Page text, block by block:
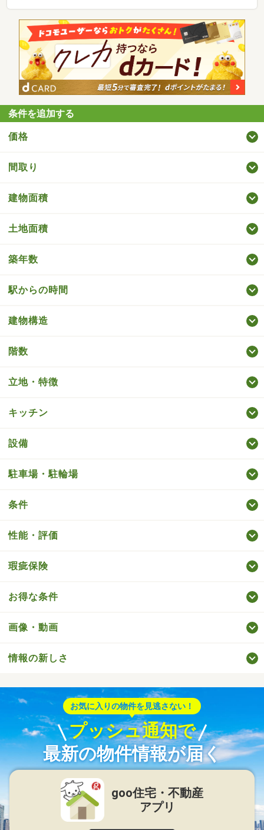
条件を追加する
価格
間取り
建物面積
土地面積
築年数
駅からの時間
建物構造
階数
立地・特徴
キッチン
設備
駐車場・駐輪場
条件
性能・評価
瑕疵保険
お得な条件
画像・動画
情報の新しさ
お気に入りの物件を見逃さない！
プッシュ通知で
最新の物件情報が届く
goo住宅・不動産
アプリ